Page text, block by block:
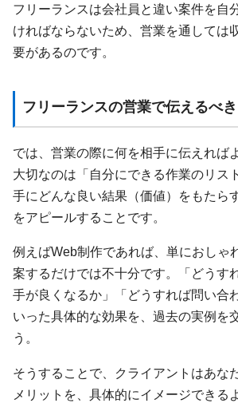
フリーランスは会社員と違い案件を自
ければならないため、営業を通しては
要があるのです。
フリーランスの営業で伝えるべ
では、営業の際に何を相手に伝えれば
大切なのは「自分にできる作業のリス
手にどんな良い結果（価値）をもたら
をアピールすることです。
例えばWeb制作であれば、単におしゃ
案するだけでは不十分です。「どうす
手が良くなるか」「どうすれば問い合
いった具体的な効果を、過去の実例を
う。
そうすることで、クライアントはあな
メリットを、具体的にイメージできる